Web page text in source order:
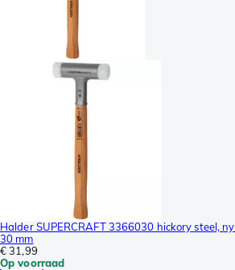
Halder SUPERCRAFT 3366030 hickory steel,
30 mm
€ 31,99
Op voorraad